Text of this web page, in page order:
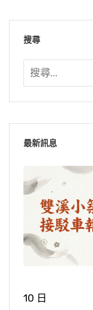
還有一次我在
之好，我在陳
這些人問我
告訴我，我說
的，在討論
是歡喜，合
眾，讓我們對
境界出現，還
真實的，都
身經歷，就不
升？考試的人
佛都能忍，這
生氣，打你
他是一個緣分
謗、障礙也是
考試就沒參加
要參加，歡歡
們的路跟他的
迴，我們的路
往生極樂世界
節錄自：02-
面跟你笑笑，
你瞪眼睛，看
疏，見一面走
見一次面，
話，不是個好
們仔細想想看
情。可是覺
成道場，這就
一家人個個覺
節錄自：21-
集）
了，佛也沒有
力，教導我們
都真實。如
不盡。
經文，我們年
這麼長？老師
獄，從地獄出
人間又造這個
離開惡道，怎
長，人間的
是人間一個月
更不必說了
就是在人間
麼剛出去沒多
年還不到一個
道這個五千
道？你還敢作
【是好一幅無
行樂圖，行樂
什麼人？要境
佛教給我們離
苦，沒有得樂
白學了。為什
是在理論上
總不外乎這兩
上沒有問題
樂。你學佛一
快樂，你生活
活在煩惱裡面
真的是不好
都不假。
這個衣服的來
大袖（大領、
服。在家衣領
紋是平民百
不是出家人穿
為什麼現在
了中國，這是
族人。漢人
件，這個條
裡頭就有一種
心量要拓開
沒有一樣不愛
修行裡頭最
恨他的人，
難在哪裡？不
相，你討厭他
「一切眾生
外。他今天做
科學這個發
他們提出來，
大的誤區，造
法，把整個
色跟心不能分
搜尋
最新訊息
10 日